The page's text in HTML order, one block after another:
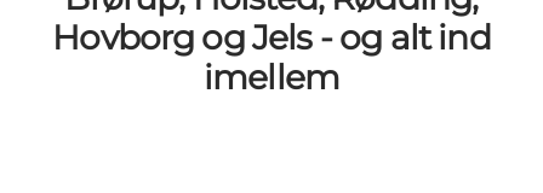
Hovborg og Jels - og alt ind
imellem